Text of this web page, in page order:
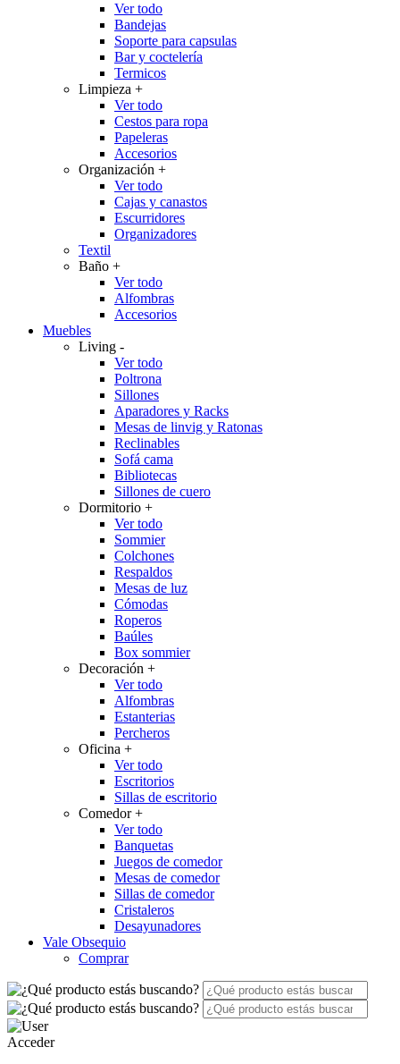
Ver todo
Bandejas
Soporte para capsulas
Bar y coctelería
Termicos
Limpieza +
Ver todo
Cestos para ropa
Papeleras
Accesorios
Organización +
Ver todo
Cajas y canastos
Escurridores
Organizadores
Textil
Baño +
Ver todo
Alfombras
Accesorios
Muebles
Living -
Ver todo
Poltrona
Sillones
Aparadores y Racks
Mesas de linvig y Ratonas
Reclinables
Sofá cama
Bibliotecas
Sillones de cuero
Dormitorio +
Ver todo
Sommier
Colchones
Respaldos
Mesas de luz
Cómodas
Roperos
Baúles
Box sommier
Decoración +
Ver todo
Alfombras
Estanterias
Percheros
Oficina +
Ver todo
Escritorios
Sillas de escritorio
Comedor+
Ver todo
Banquetas
Juegos de comedor
Mesas de comedor
Sillas de comedor
Cristaleros
Desayunadores
Vale Obsequio
Comprar
Acceder